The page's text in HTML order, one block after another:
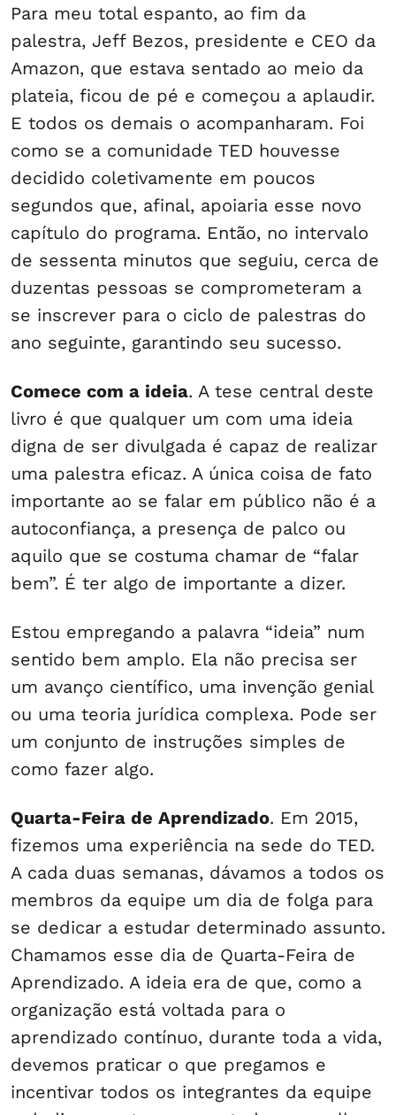
Para meu total espanto, ao fim da
palestra, Jeff Bezos, presidente e CEO da
Amazon, que estava sentado ao meio da
plateia, ficou de pé e começou a aplaudir.
E todos os demais o acompanharam. Foi
como se a comunidade TED houvesse
decidido coletivamente em poucos
segundos que, afinal, apoiaria esse novo
capítulo do programa. Então, no intervalo
de sessenta minutos que seguiu, cerca de
duzentas pessoas se comprometeram a
se inscrever para o ciclo de palestras do
ano seguinte, garantindo seu sucesso.
Comece com a ideia. A tese central deste
livro é que qualquer um com uma ideia
digna de ser divulgada é capaz de realizar
uma palestra eficaz. A única coisa de fato
importante ao se falar em público não é a
autoconfiança, a presença de palco ou
aquilo que se costuma chamar de “falar
bem”. É ter algo de importante a dizer.
Estou empregando a palavra “ideia” num
sentido bem amplo. Ela não precisa ser
um avanço científico, uma invenção genial
ou uma teoria jurídica complexa. Pode ser
um conjunto de instruções simples de
como fazer algo.
Quarta-Feira de Aprendizado. Em 2015,
fizemos uma experiência na sede do TED.
A cada duas semanas, dávamos a todos os
membros da equipe um dia de folga para
se dedicar a estudar determinado assunto.
Chamamos esse dia de Quarta-Feira de
Aprendizado. A ideia era de que, como a
organização está voltada para o
aprendizado contínuo, durante toda a vida,
devemos praticar o que pregamos e
incentivar todos os integrantes da equipe